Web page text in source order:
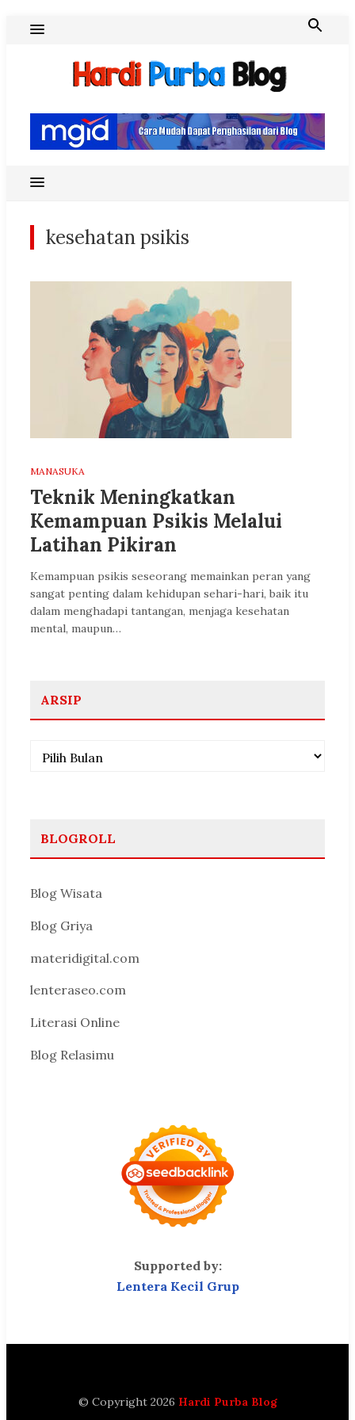
kesehatan psikis
MANASUKA
Teknik Meningkatkan
Kemampuan Psikis Melalui
Latihan Pikiran
Kemampuan psikis seseorang memainkan peran yang
sangat penting dalam kehidupan sehari-hari, baik itu
dalam menghadapi tantangan, menjaga kesehatan
mental, maupun…
ARSIP
Arsip
BLOGROLL
Blog Wisata
Blog Griya
materidigital.com
lenteraseo.com
Literasi Online
Blog Relasimu
Supported by:
Lentera Kecil Grup
© Copyright 2026 Hardi Purba Blog